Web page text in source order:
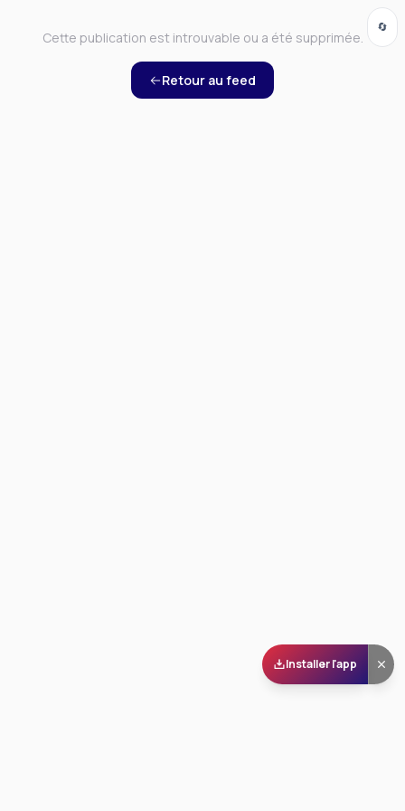
Cette publication est introuvable ou a été supprimée.
Retour au feed
Installer l'app
🔄